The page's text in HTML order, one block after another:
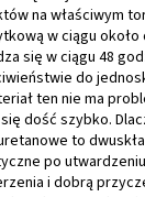
na właściwym
w ciągu
się w ciągu 48
do
ten nie ma
dość szybko.
to
po
i dobrą